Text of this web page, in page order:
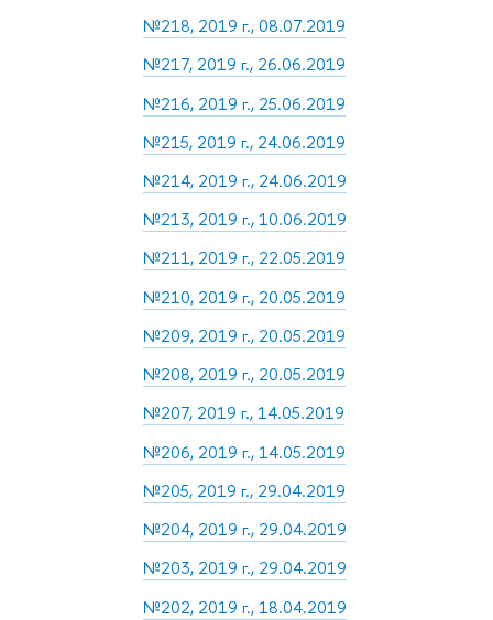
№218, 2019 г., 08.07.2019
№217, 2019 г., 26.06.2019
№216, 2019 г., 25.06.2019
№215, 2019 г., 24.06.2019
№214, 2019 г., 24.06.2019
№213, 2019 г., 10.06.2019
№211, 2019 г., 22.05.2019
№210, 2019 г., 20.05.2019
№209, 2019 г., 20.05.2019
№208, 2019 г., 20.05.2019
№207, 2019 г., 14.05.2019
№206, 2019 г., 14.05.2019
№205, 2019 г., 29.04.2019
№204, 2019 г., 29.04.2019
№203, 2019 г., 29.04.2019
№202, 2019 г., 18.04.2019